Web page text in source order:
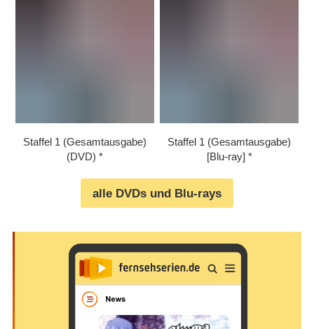
Staffel 1 (Gesamtausgabe)
(DVD)
Staffel 1 (Gesamtausgabe)
[Blu-ray]
alle DVDs und Blu-rays